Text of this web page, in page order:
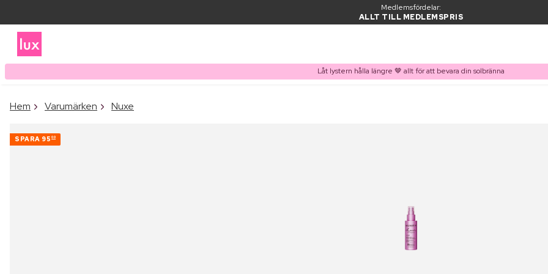
Medlemsfördelar:
ALLT TILL MEDLEMSPRIS
Låt lystern hålla längre 🤎 allt för att bevara din solbränna
Hem Varumärken Nuxe
SPARA 95 00